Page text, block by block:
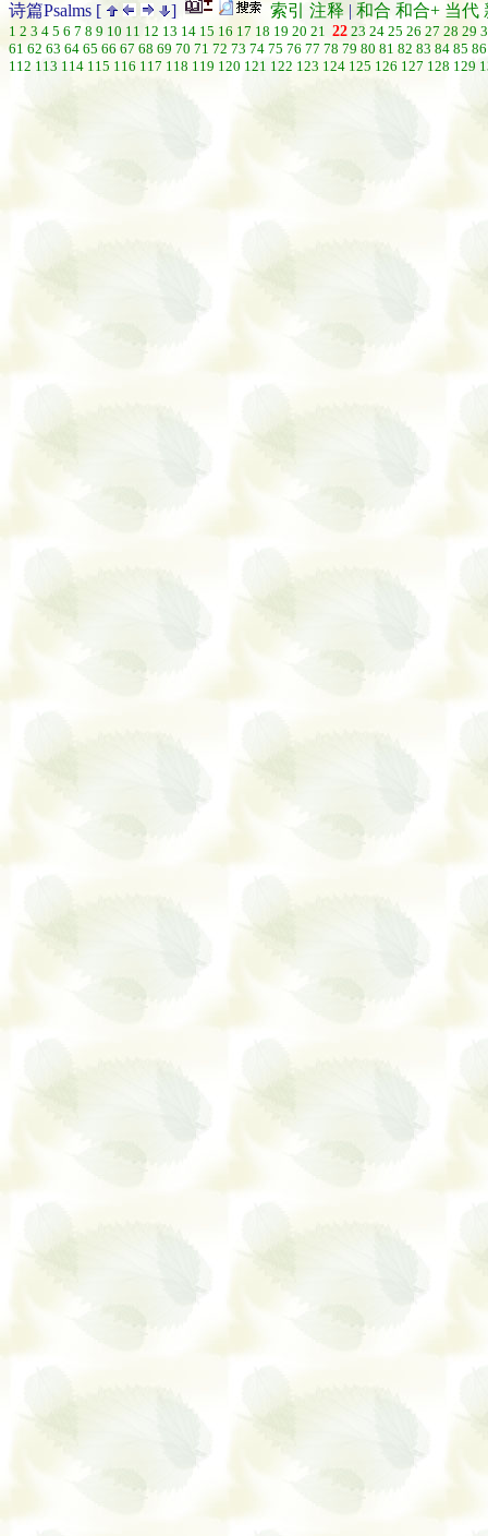
诗篇Psalms [ ] 索引 注释 | 和合 和合+ 当代
1 2 3 4 5 6 7 8 9 10 11 12 13 14 15 16 17 18 19 20 21 22 23 24 25 26 27 28 29
61 62 63 64 65 66 67 68 69 70 71 72 73 74 75 76 77 78 79 80 81 82 83 84 85 86
112 113 114 115 116 117 118 119 120 121 122 123 124 125 126 127 128 129